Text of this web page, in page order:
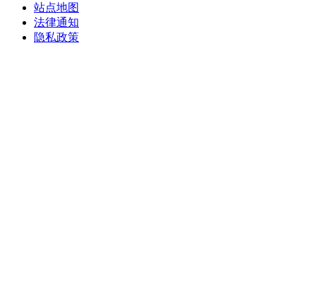
站点地图
法律通知
隐私政策